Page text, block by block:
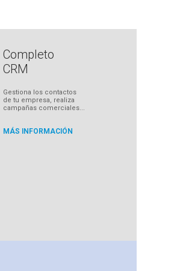
Completo
CRM
Gestiona los contactos
de tu empresa, realiza
campañas comerciales...
MÁS INFORMACIÓN